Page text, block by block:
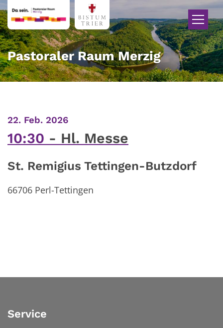
Zum Inhalt springen
Pastoraler Raum Merzig
22. Feb. 2026:
10:30 Hl. Messe
St. Remigius Tettingen-Butzdorf
66706 Perl-Tettingen
Service